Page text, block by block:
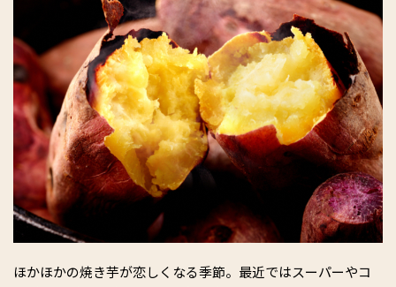
ほかほかの焼き芋が恋しくなる季節。最近ではスーパーやコ